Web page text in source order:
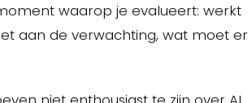
waarop je evalueert: werkt
aan de verwachting, wat moet er